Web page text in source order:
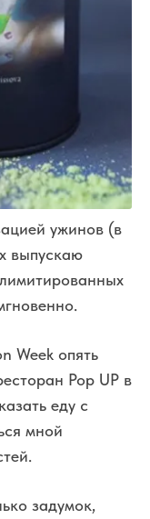
ужинов (в
выпускаю
Week опять
Pop UP в
еду с
мной
задумок,